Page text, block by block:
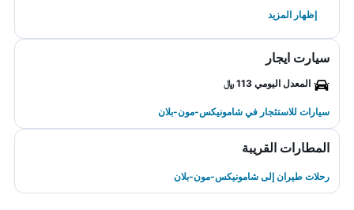
إظهار المزيد
سيارت ايجار
المعدل اليومي 113 ﷼
سيارات للاستئجار في شامونيكس-مون-بلان
المطارات القريبة
رحلات طيران إلى شامونيكس-مون-بلان